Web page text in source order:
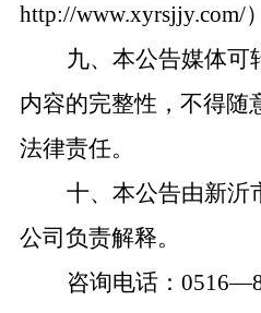
http://www.xyrsjjy.com/
九、本公告媒体可
内容的完整性，不得随
法律责任。
十、本公告由新沂
公司负责解释。
咨询电话：